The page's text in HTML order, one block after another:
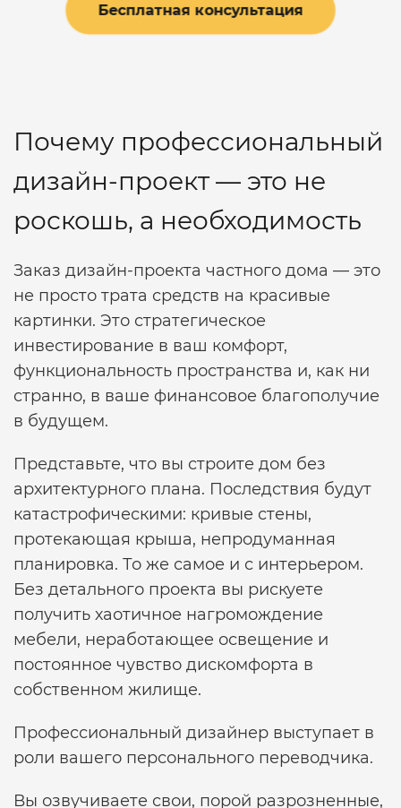
Бесплатная консультация
Почему профессиональный
дизайн-проект — это не
роскошь, а необходимость
Заказ дизайн-проекта частного дома — это
не просто трата средств на красивые
картинки. Это стратегическое
инвестирование в ваш комфорт,
функциональность пространства и, как ни
странно, в ваше финансовое благополучие
в будущем.
Представьте, что вы строите дом без
архитектурного плана. Последствия будут
катастрофическими: кривые стены,
протекающая крыша, непродуманная
планировка. То же самое и с интерьером.
Без детального проекта вы рискуете
получить хаотичное нагромождение
мебели, неработающее освещение и
постоянное чувство дискомфорта в
собственном жилище.
Профессиональный дизайнер выступает в
роли вашего персонального переводчика.
Вы озвучиваете свои, порой разрозненные,